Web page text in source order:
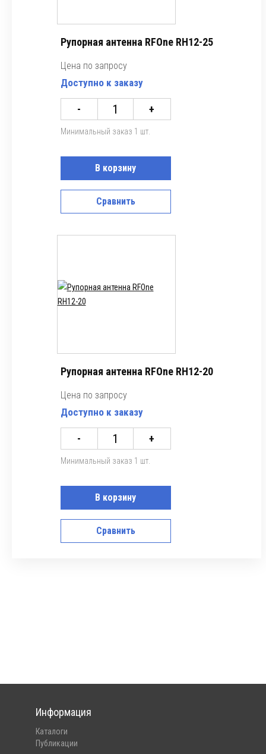
Рупорная антенна RFOne RH12-25
Цена по запросу
Доступно к заказу
- +
Минимальный заказ 1 шт.
В корзину
Сравнить
Рупорная антенна RFOne RH12-20
Цена по запросу
Доступно к заказу
- +
Минимальный заказ 1 шт.
В корзину
Сравнить
Информация
Каталоги
Публикации